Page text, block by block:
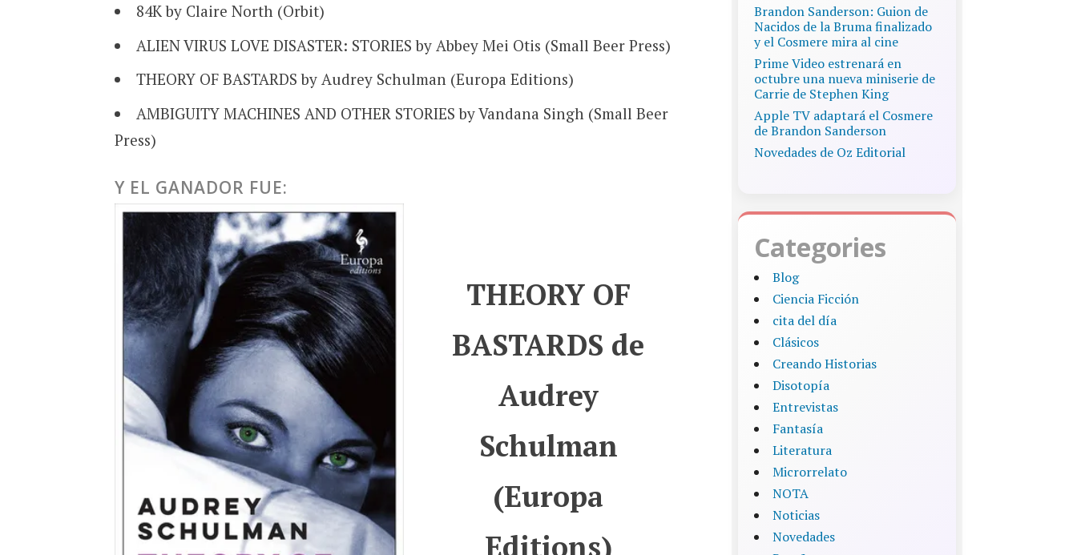
84K by Claire North (Orbit)
ALIEN VIRUS LOVE DISASTER: STORIES by Abbey Mei Otis (Small Beer Press)
THEORY OF BASTARDS by Audrey Schulman (Europa Editions)
AMBIGUITY MACHINES AND OTHER STORIES by Vandana Singh (Small Beer
Press)
Y EL GANADOR FUE:
THEORY OF
BASTARDS de
Audrey
Schulman
(Europa
Editions)
Brandon Sanderson: Guion de
Nacidos de la Bruma finalizado
y el Cosmere mira al cine
Prime Video estrenará en
octubre una nueva miniserie de
Carrie de Stephen King
Apple TV adaptará el Cosmere
de Brandon Sanderson
Novedades de Oz Editorial
Categories
Blog
Ciencia Ficción
cita del día
Clásicos
Creando Historias
Disotopía
Entrevistas
Fantasía
Literatura
Microrrelato
NOTA
Noticias
Novedades